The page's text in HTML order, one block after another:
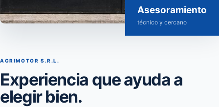
Asesoramiento
técnico y cercano
AGRIMOTOR S.R.L.
Experiencia que ayuda a
elegir bien.